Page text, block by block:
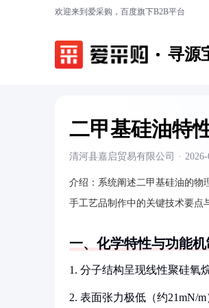
欢迎来到爱采购，百度旗下B2B平台
寻源
二甲基硅油特
清河县嘉启贸易有限公司 ·
介绍： 系统阐述二甲基硅油的物
手工艺品制作中的关键技术要点
一、化学特性与功能机
1. 分子结构呈现线性聚硅氧
2. 表面张力极低（约21mN/